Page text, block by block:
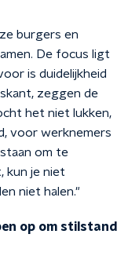
burgers en
De focus ligt
is duidelijkheid
zeggen de
het niet lukken,
voor werknemers
om te
kun je niet
niet halen."
op om stilstand